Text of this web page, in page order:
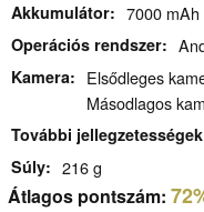
Akkumulátor 7000
Operációs rendszer
Kamera
Elsődleges
Másodlagos
További jellegzetességek
Súly 216 g
Átlagos pontszám: